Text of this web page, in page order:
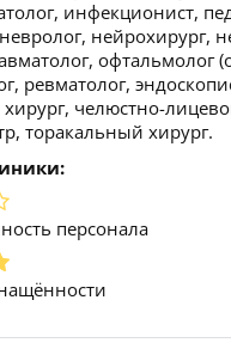
инфекционист,
нейрохирург,
офтальмолог
ревматолог,
челюстно-
торакальный хирург.
персонала